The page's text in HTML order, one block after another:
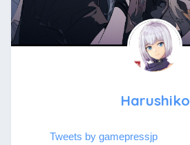
Harushiko
Tweets by gamepressjp